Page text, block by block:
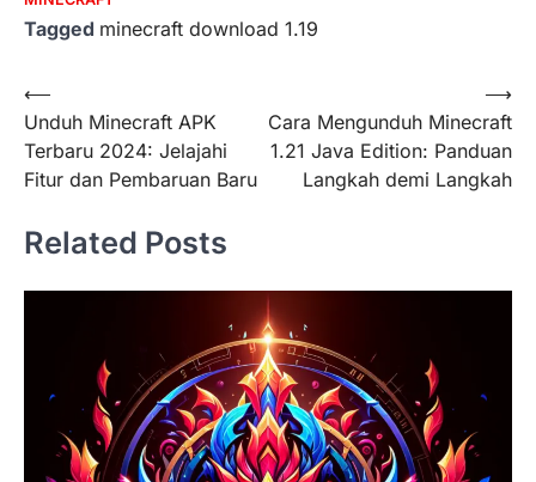
Tagged minecraft download 1.19
Post
navigation
⟵
Unduh Minecraft APK
Terbaru 2024: Jelajahi
Fitur dan Pembaruan Baru
Cara Mengunduh Minecraft
1.21 Java Edition: Panduan
Langkah demi Langkah
⟶
Related Posts